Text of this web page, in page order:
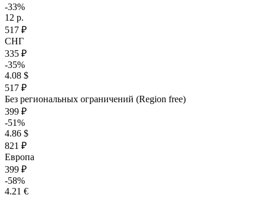
-33%
12 р.
517 ₽
СНГ
335 ₽
-35%
4.08 $
517 ₽
Без региональных ограничений (Region free)
399 ₽
-51%
4.86 $
821 ₽
Европа
399 ₽
-58%
4.21 €